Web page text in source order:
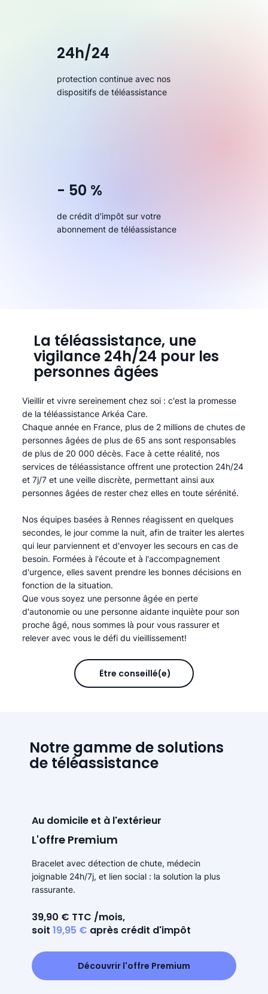
24h/24
protection continue avec nos
dispositifs de téléassistance
- 50 %
de crédit d'impôt sur votre
abonnement de téléassistance
La téléassistance, une
vigilance 24h/24 pour les
personnes âgées
Vieillir et vivre sereinement chez soi : c'est la promesse
de la téléassistance Arkéa Care.
Chaque année en France, plus de 2 millions de chutes de
personnes âgées de plus de 65 ans sont responsables
de plus de 20 000 décès. Face à cette réalité, nos
services de téléassistance offrent une protection 24h/24
et 7j/7 et une veille discrète, permettant ainsi aux
personnes âgées de rester chez elles en toute sérénité.​
Nos équipes basées à Rennes réagissent en quelques
secondes, le jour comme la nuit, afin de traiter les alertes
qui leur parviennent et d'envoyer les secours en cas de
besoin. Formées à l'écoute et à l'accompagnement
d'urgence, elles savent prendre les bonnes décisions en
fonction de la situation.
Que vous soyez une personne âgée en perte
d'autonomie ou une personne aidante inquiète pour son
proche âgé, nous sommes là pour vous rassurer et
relever avec vous le défi du vieillissement!
Être conseillé(e)
Notre gamme de solutions
de téléassistance
Au domicile et à l'extérieur
L'offre Premium
Bracelet avec détection de chute, médecin
joignable 24h/7j, et lien social : la solution la plus
rassurante.
39,90 € TTC /mois,
soit 19,95 € après crédit d'impôt
Découvrir l'offre Premium